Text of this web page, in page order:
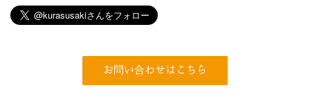
お問い合わせはこちら